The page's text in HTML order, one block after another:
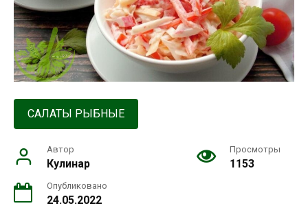
САЛАТЫ РЫБНЫЕ
Автор
Кулинар
Просмотры
1153
Опубликовано
24.05.2022